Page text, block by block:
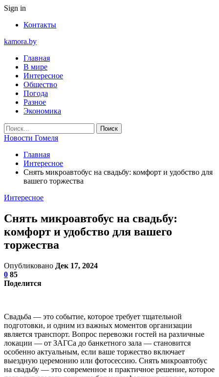
Sign in
Контакты
kamora.by
Главная
В мире
Интересное
Общество
Погода
Разное
Экономика
Новости Гомеля
Главная
Интересное
Снять микроавтобус на свадьбу: комфорт и удобство для
вашего торжества
Интересное
Снять микроавтобус на свадьбу:
комфорт и удобство для вашего
торжества
Опубликовано Дек 17, 2024
0 85
Поделится
Свадьба — это событие, которое требует тщательной
подготовки, и одним из важных моментов организации
является транспорт. Вопрос перевозки гостей на различные
локации — от ЗАГСа до банкетного зала — становится
особенно актуальным, если ваше торжество включает
выездную церемонию или фотосессию. Снять микроавтобус
на свадьбу — это современное и практичное решение, которое